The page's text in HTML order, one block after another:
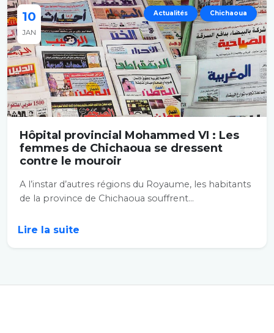
10
JAN
Actualités Chichaoua
Hôpital provincial Mohammed VI : Les
femmes de Chichaoua se dressent
contre le mouroir
A l’instar d’autres régions du Royaume, les habitants
de la province de Chichaoua souffrent...
Lire la suite